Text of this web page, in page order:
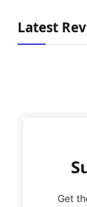
Latest
Get